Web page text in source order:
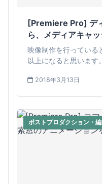
[Premiere Pro] デ
ら、メディアキャ
映像制作を行っている
以上になると思います
2018年3月13日
ポストプロダクション・